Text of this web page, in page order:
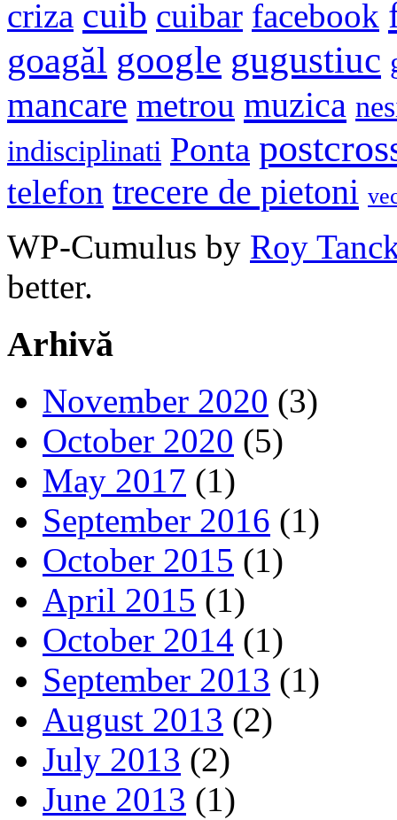
criza cuib cuibar facebook
goagăl google gugustiuc
mancare metrou muzica
indisciplinati Ponta
telefon trecere de pietoni
WP-Cumulus by Roy
better.
Arhivă
November 2020 (3)
October 2020 (5)
May 2017 (1)
September 2016 (1)
October 2015 (1)
April 2015 (1)
October 2014 (1)
September 2013 (1)
August 2013 (2)
July 2013 (2)
June 2013 (1)